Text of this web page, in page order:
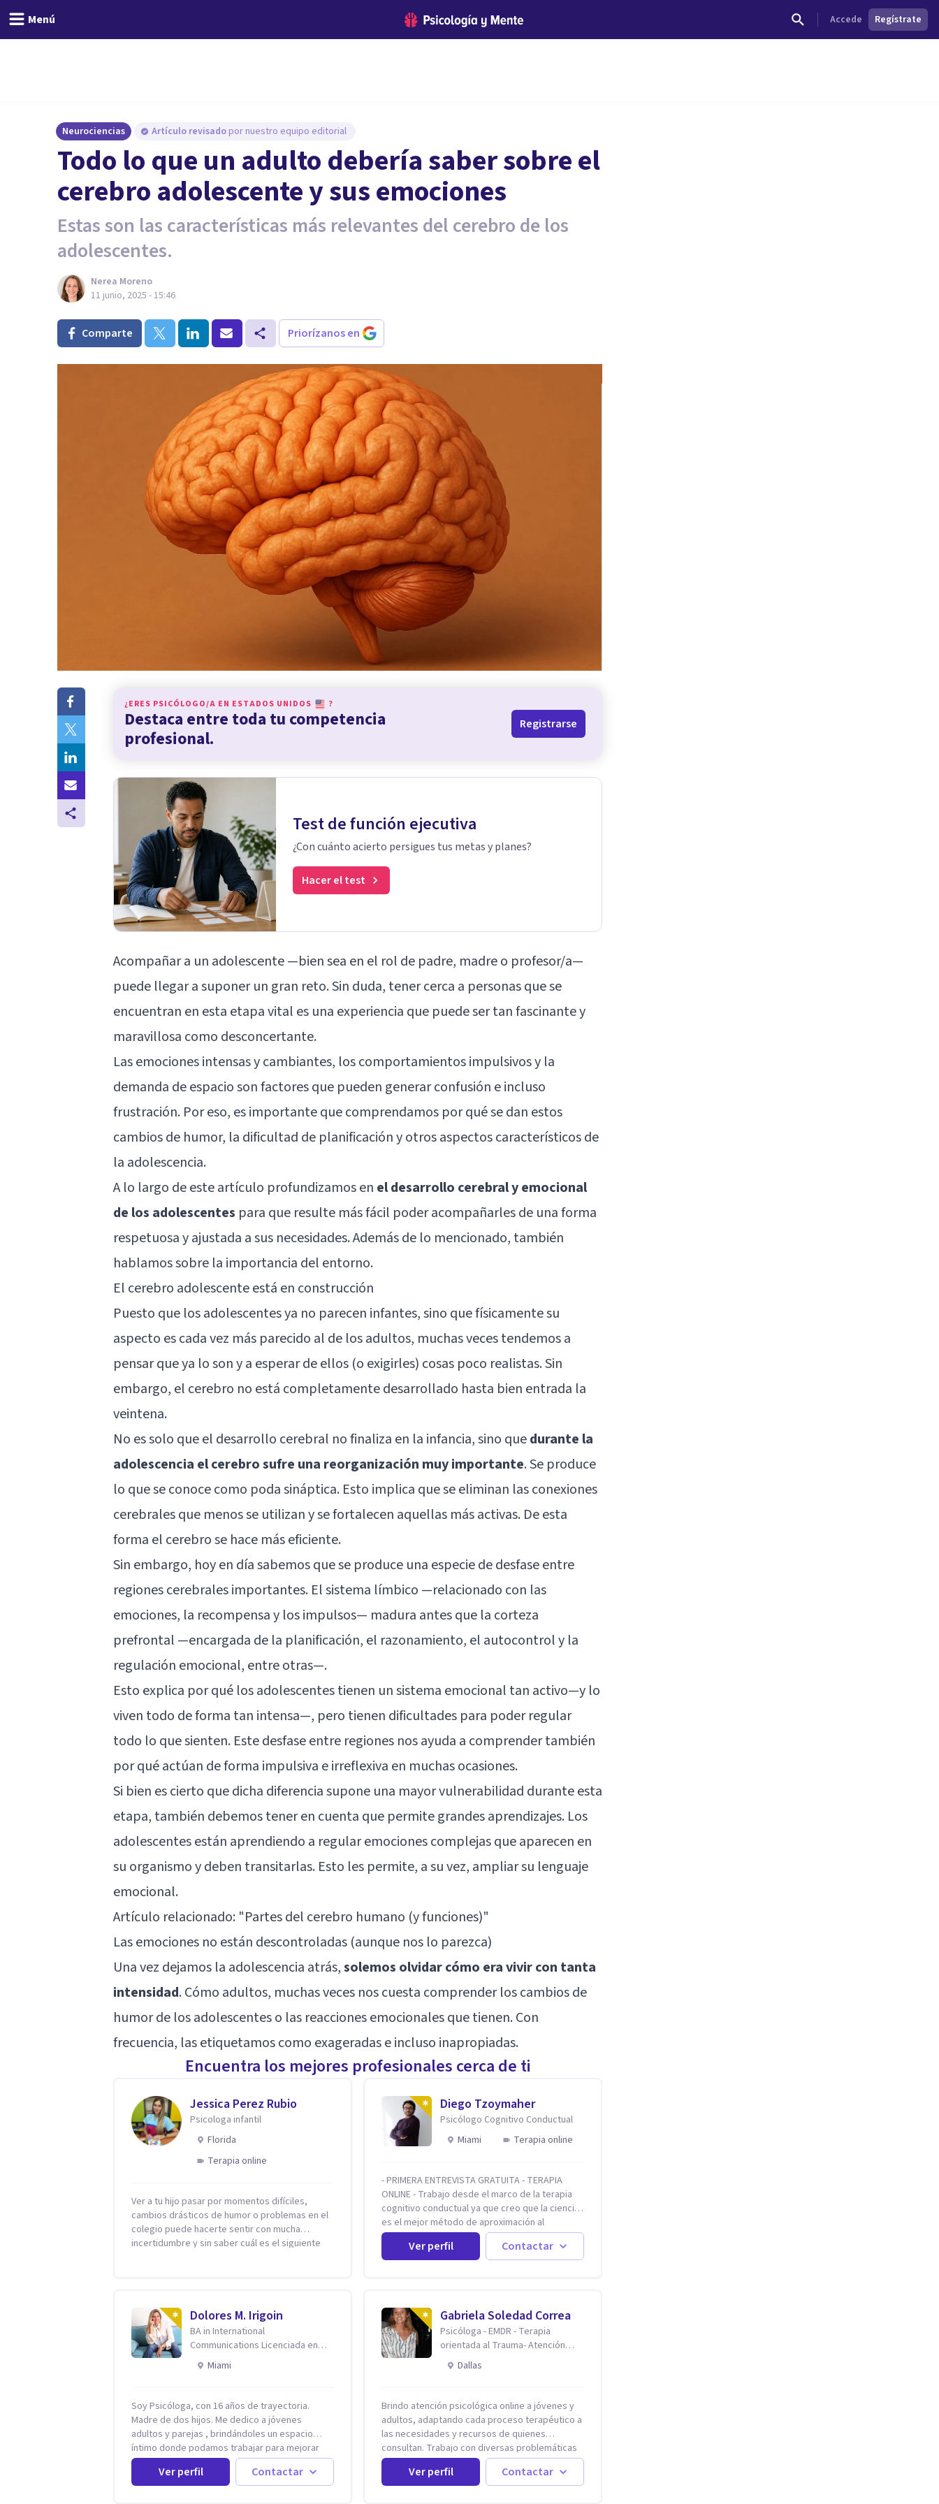
Menú Accede Regístrate
Neurociencias Artículo revisado por nuestro equipo editorial
Todo lo que un adulto debería saber sobre el
cerebro adolescente y sus emociones
Estas son las características más relevantes del cerebro de los
adolescentes.
Nerea Moreno
11 junio, 2025 - 15:46
Comparte Priorízanos en
¿ERES PSICÓLOGO/A EN ESTADOS UNIDOS ?
Destaca entre toda tu competencia
profesional.
Registrarse
Test de función ejecutiva
¿Con cuánto acierto persigues tus metas y planes?
Hacer el test
Acompañar a un adolescente —bien sea en el rol de padre, madre o profesor/a—
puede llegar a suponer un gran reto. Sin duda, tener cerca a personas que se
encuentran en esta etapa vital es una experiencia que puede ser tan fascinante y
maravillosa como desconcertante.
Las emociones intensas y cambiantes, los comportamientos impulsivos y la
demanda de espacio son factores que pueden generar confusión e incluso
frustración. Por eso, es importante que comprendamos por qué se dan estos
cambios de humor, la dificultad de planificación y otros aspectos característicos de
la adolescencia.
A lo largo de este artículo profundizamos en el desarrollo cerebral y emocional
de los adolescentes para que resulte más fácil poder acompañarles de una forma
respetuosa y ajustada a sus necesidades. Además de lo mencionado, también
hablamos sobre la importancia del entorno.
El cerebro adolescente está en construcción
Puesto que los adolescentes ya no parecen infantes, sino que físicamente su
aspecto es cada vez más parecido al de los adultos, muchas veces tendemos a
pensar que ya lo son y a esperar de ellos (o exigirles) cosas poco realistas. Sin
embargo, el cerebro no está completamente desarrollado hasta bien entrada la
veintena.
No es solo que el desarrollo cerebral no finaliza en la infancia, sino quedurante la
adolescencia el cerebro sufre una reorganización muy importante. Se produce
lo que se conoce como poda sináptica. Esto implica que se eliminan las conexiones
cerebrales que menos se utilizan y se fortalecen aquellas más activas. De esta
forma el cerebro se hace más eficiente.
Sin embargo, hoy en día sabemos que se produce una especie de desfase entre
regiones cerebrales importantes. El sistema límbico —relacionado con las
emociones, la recompensa y los impulsos— madura antes que la corteza
prefrontal —encargada de la planificación, el razonamiento, el autocontrol y la
regulación emocional, entre otras—.
Esto explica por qué los adolescentes tienen un sistema emocional tan activo—y lo
viven todo de forma tan intensa—, pero tienen dificultades para poder regular
todo lo que sienten. Este desfase entre regiones nos ayuda a comprender también
por qué actúan de forma impulsiva e irreflexiva en muchas ocasiones.
Si bien es cierto que dicha diferencia supone una mayor vulnerabilidad durante esta
etapa, también debemos tener en cuenta que permite grandes aprendizajes. Los
adolescentes están aprendiendo a regular emociones complejas que aparecen en
su organismo y deben transitarlas. Esto les permite, a su vez, ampliar su lenguaje
emocional.
Artículo relacionado: "Partes del cerebro humano (y funciones)"
Las emociones no están descontroladas (aunque nos lo parezca)
Una vez dejamos la adolescencia atrás,solemos olvidar cómo era vivir con tanta
intensidad. Cómo adultos, muchas veces nos cuesta comprender los cambios de
humor de los adolescentes o las reacciones emocionales que tienen. Con
frecuencia, las etiquetamos como exageradas e incluso inapropiadas.
Encuentra los mejores profesionales cerca de ti
Jessica Perez Rubio
Psicologa infantil
Florida
Terapia online
Ver a tu hijo pasar por momentos difíciles,
cambios drásticos de humor o problemas en el
colegio puede hacerte sentir con mucha
incertidumbre y sin saber cuál es el siguiente
casa. Me especializo en guiar a familias a través
de herramientas prácticas y dinámicas
adaptadas a la edad de cada menor, dejando de
lado las etiquetas y los tecnicismos. Mi forma
de trabajar se centra en entender las
necesaria para superar sus retos y
fortaleciendo la comunicación entre ustedes.
Acompaño a niños y adolescentes que están
lidiando con la ansiedad, la timidez, la rebeldía o
dificultades escolares, así como a padres que
buscan orientación y pautas claras para educar
Diego Tzoymaher
Psicólogo Cognitivo Conductual
Miami
Terapia online
- PRIMERA ENTREVISTA GRATUITA - TERAPIA
ONLINE - Trabajo desde el marco de la terapia
cognitivo conductual ya que creo que la ciencia
es el mejor método de aproximación al
conocimiento en general y a la psicoterapia en
particular. Me interesan los procesos de cambio
conductual por los que una persona pueda
emocionales. Abordo patologías específicas
como trastornos de ansiedad y del ánimo, y
también crisis vitales y procesos de
crecimiento personal.
Ver perfil Contactar
Dolores M. Irigoin
BA in International
Communications Licenciada en
Psicologia Filosofia China en
Harvard
Miami
Soy Psicóloga, con 16 años de trayectoria.
Madre de dos hijos. Me dedico a jóvenes
adultos y parejas , brindándoles un espacio
íntimo donde podamos trabajar para mejorar
todos los aspectos de sus vidas. Conozco
primero a los padres, en el caso de niños u
adolescentes, para luego seguir la terapia con
Ver perfil Contactar
Gabriela Soledad Correa
Psicóloga - EMDR - Terapia
orientada al Trauma- Atención
Online.Dallas
Brindo atención psicológica online a jóvenes y
adultos, adaptando cada proceso terapéutico a
las necesidades y recursos de quienes
consultan. Trabajo con diversas problemáticas
como trauma, ansiedad, angustia, depresión,
estrés, violencias, abuso sexual y procesos
migratorios, entre otros. Ofrezco un espacio
Ver perfil Contactar